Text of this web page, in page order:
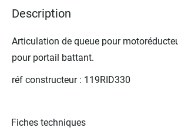
Description
Articulation de queue pour m
pour portail battant.
réf constructeur : 119RID330
Fiches techniques